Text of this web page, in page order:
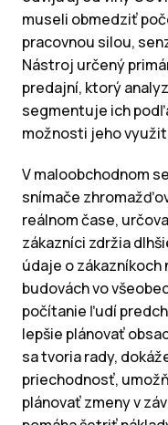
museli obmedziť
pracovnou silou,
Nástroj určený
predajní, ktorý
segmentuje ich
možnosti jeho
V maloobchodnom
snímače
reálnom čase,
zákazníci zdržia
údaje o zákazníkoch
budovách vo
počítanie ľudí
lepšie plánovať
sa tvoria rady,
priechodnosť,
plánovať zmeny v